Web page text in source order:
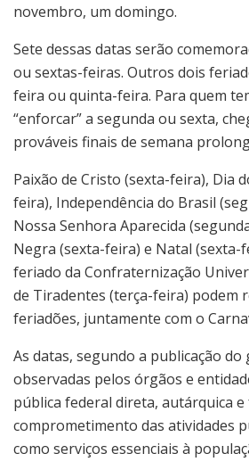
novembro, um domingo.
Sete dessas datas serão
ou sextas-feiras. Outros dois
feira ou quinta-feira. Para quem
“enforcar” a segunda ou sexta,
prováveis finais de semana
Paixão de Cristo (sexta-feira), Dia
feira), Independência do Brasil
Nossa Senhora Aparecida
Negra (sexta-feira) e Natal (sexta-
feriado da Confraternização
de Tiradentes (terça-feira) podem
feriadões, juntamente com o
As datas, segundo a publicação
observadas pelos órgãos e
pública federal direta, autárquica
comprometimento das atividades
como serviços essenciais à